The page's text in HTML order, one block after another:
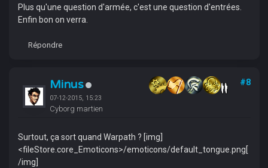
Plus qu'une question d'armée, c'est une question d'entrées.
Enfin bon on verra.
Répondre
Minus
07-12-2015, 15:23
Cyborg martien
#8
Surtout, ça sort quand Warpath ? [img]
<fileStore.core_Emoticons>/emoticons/default_tongue.png[
/img]